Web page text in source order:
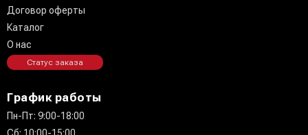
Договор оферты
Каталог
О нас
Статус заказа
График работы
Пн-Пт: 9:00-18:00